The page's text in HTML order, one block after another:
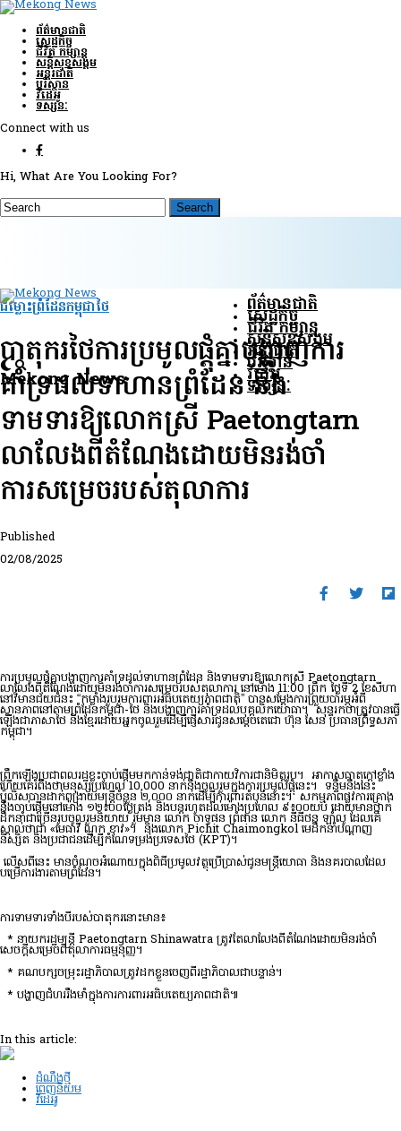
ព័ត៌មានជាតិ
សេដ្ឋកិច្ច
ជីវិត កម្សាន្ត
សន្តិសុខ​សង្គម
អន្តរជាតិ
បរិស្ថាន
វីដេអូ
ទស្សនៈ
Connect with us
Hi, What Are You Looking For?
Mekong News
ព័ត៌មានជាតិ
សេដ្ឋកិច្ច
ជីវិត កម្សាន្ត
សន្តិសុខ​សង្គម
អន្តរជាតិ
បរិស្ថាន
វីដេអូ
ទស្សនៈ
ជម្លោះព្រំដែនកម្ពុជាថៃ
បាតុករថៃការប្រមូលផ្តុំគ្នាបង្ហាញការ
គាំទ្រដល់ទាហានព្រំដែន និង
ទាមទារឱ្យលោកស្រី Paetongtarn
លាលែងពីតំណែងដោយមិនរង់ចាំ
ការសម្រេចរបស់តុលាការ
Published
02/08/2025
ការប្រមូលផ្តុំគ្នាបង្ហាញការគាំទ្រដល់ទាហានព្រំដែន និងទាមទារឱ្យលោកស្រី Paetongtarn
លាលែងពីតំណែងដោយមិនរង់ចាំការសម្រេចរបស់តុលាការ នៅម៉ោង 11:00 ព្រឹក ថ្ងៃទី 2 ខែសីហា
នៅវិមានជ័យជំនះ “កម្លាំងរួបរួមការពារអធិបតេយ្យភាពជាតិ” បានសម្តែងការព្រួយបារម្ភអំពី
ស្ថានភាពនៅតាមព្រំដែនកម្ពុជា-ថៃ និងបង្ហាញការគាំទ្រដល់បុគ្គលិកយោធា។ សុន្ទរកថា​ត្រូវ​បាន​ធ្វើ​
ឡើង​ជា​ភាសា​ថៃ និង​ខ្មែរ​ដោយ​អ្នក​ចូល​រួម​ដើម្បី​ផ្ញើ​សារ​ជូន​សម្តេចតេជោ ហ៊ុន សែន ប្រធាន​ព្រឹទ្ធសភា​
កម្ពុជា។
ព្រឹក​ឡើង​ប្រជាពលរដ្ឋ​ខ្លះ​ចាប់​ផ្តើម​មក​កាន់​ទង់ជាតិ​ជា​កាយវិការ​ជា​និមិត្ត​រូប។ អាកាសធាតុក្តៅខ្លាំង
ហើយគេរំពឹងថាមនុស្សប្រហែល 10,000 នាក់នឹងចូលរួមក្នុងការប្រមូលផ្តុំនេះ។ ទន្ទឹម​នឹង​នេះ
ប៉ូលិស​បាន​ដាក់​ពង្រាយ​មន្ត្រី​ចំនួន ២.០០០ នាក់​ដើម្បី​ការពារ​តំបន់​នោះ។ សកម្មភាពផ្លូវការគ្រោង
នឹងចាប់ផ្តើមនៅម៉ោង ១២៖០០ថ្ងៃត្រង់ និងបន្តរហូតដល់ម៉ោងប្រហែល ៩៖០០យប់ ដោយមានថ្នាក់
ដឹកនាំជាច្រើនរូបចូលរួមនិយាយ រួមមាន លោក ចាទូផន ព្រំផាន លោក នីធីថន ឡាំលូ ដែលគេ
ស្គាល់ថាជា «មេធាវី ណុក ខាវ»។ និងលោក Pichit Chaimongkol មេដឹកនាំបណ្តាញ
និស្សិត និងប្រជាជនដើម្បីកំណែទម្រង់ប្រទេសថៃ (KPT)។
លើសពីនេះ មាន​ចំណុច​អំណោយ​ក្នុង​ពិធី​ប្រមូល​វត្ថុ​ប្រើប្រាស់​ជូន​មន្ត្រី​យោធា និង​នគរបាល​ដែល​
បម្រើ​ការងារ​តាម​ព្រំដែន។
ការ​ទាមទារ​ទាំង​បី​របស់​បាតុករ​នោះ​មាន​៖
* នាយករដ្ឋមន្ត្រី Paetongtarn Shinawatra ត្រូវតែលាលែងពីតំណែងដោយមិនរង់ចាំ
សេចក្តីសម្រេចពីតុលាការធម្មនុញ្ញ។
* គណបក្សចម្រុះរដ្ឋាភិបាលត្រូវដកខ្លួនចេញពីរដ្ឋាភិបាលជាបន្ទាន់។
* បង្ហាញជំហររឹងមាំក្នុងការការពារអធិបតេយ្យភាពជាតិ៕
In this article:
ដំណឹងថ្មី
ពេញនិយម
វីដេអូ